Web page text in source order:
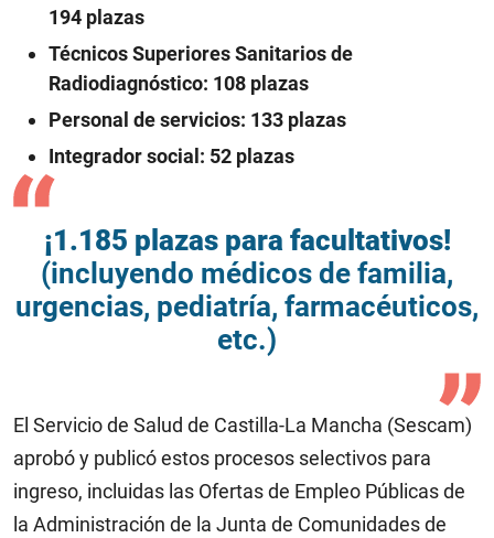
194 plazas
Técnicos Superiores Sanitarios de
Radiodiagnóstico: 108 plazas
Personal de servicios: 133 plazas
Integrador social: 52 plazas
¡1.185 plazas para facultativos!
(incluyendo médicos de familia,
urgencias, pediatría, farmacéuticos,
etc.)
El Servicio de Salud de Castilla-La Mancha (Sescam)
aprobó y publicó estos procesos selectivos para
ingreso, incluidas las Ofertas de Empleo Públicas de
la Administración de la Junta de Comunidades de